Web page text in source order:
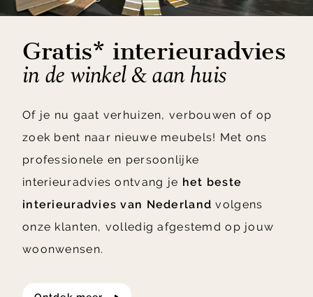
Gratis* interieuradvies
in de winkel & aan huis
Of je nu gaat verhuizen, verbouwen of op
zoek bent naar nieuwe meubels! Met ons
professionele en persoonlijke
interieuradvies ontvang je het beste
interieuradvies van Nederland volgens
onze klanten, volledig afgestemd op jouw
woonwensen.